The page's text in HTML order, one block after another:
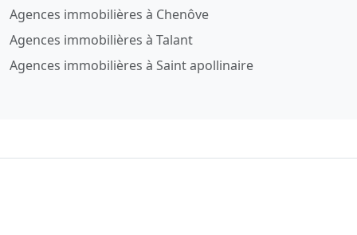
Agences immobilières à Chenôve
Agences immobilières à Talant
Agences immobilières à Saint apollinaire